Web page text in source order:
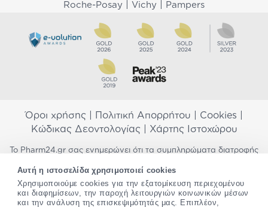
Αυτή η ιστοσελίδα χρησιμοποιεί cookies
Χρησιμοποιούμε cookies για την εξατομίκευση περιεχομένου
και διαφημίσεων, την παροχή λειτουργιών κοινωνικών μέσων
και την ανάλυση της επισκεψιμότητάς μας. Επιπλέον,
Roche-Posay
Vichy Pampers
Όροι χρήσης Πολιτική Απορρήτου Cookies
Κώδικας Δεοντολογίας| Χάρτης Ιστοχώρου
Το Pharm24.gr σας ενημερώνει ότι τα συμπληρώματα διατροφής
προορίζονται για την πρόληψη, αγωγή ή θεραπεία ανθρώπινης
νόσου. Συμβουλευτείτε τον γιατρό σας εάν είστε έγκυος,
θηλάζετε, ακολουθείτε παράλληλα φαρμακευτική αγωγή ή
αντιμετωπίζετε προβλήματα υγείας πριν χρησιμοποιήσετε